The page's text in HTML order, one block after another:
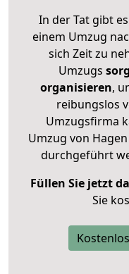
In der Tat gibt
einem Umzug
sich Zeit zu
Umzugs
organisieren,
reibungslos
Umzugsfirma
Umzug von
durchgeführt
Füllen Sie jetzt
Sie